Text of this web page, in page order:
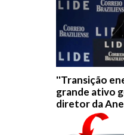
''Transição
grande ativo
diretor da